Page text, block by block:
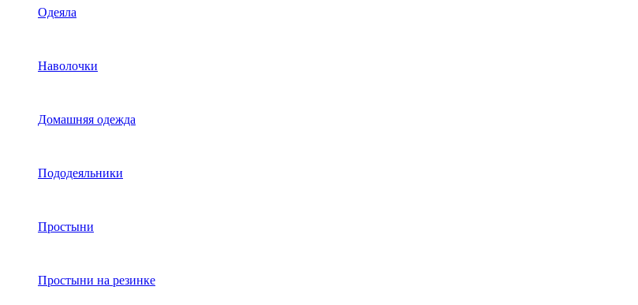
Одеяла
Наволочки
Домашняя одежда
Пододеяльники
Простыни
Простыни на резинке